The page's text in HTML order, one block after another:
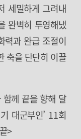
세밀하게 그려내
완벽히 투영해냈
력과 완급 조절이
축을 단단히 이끌
께 끝을 향해 달
대군부인’ 11회
>